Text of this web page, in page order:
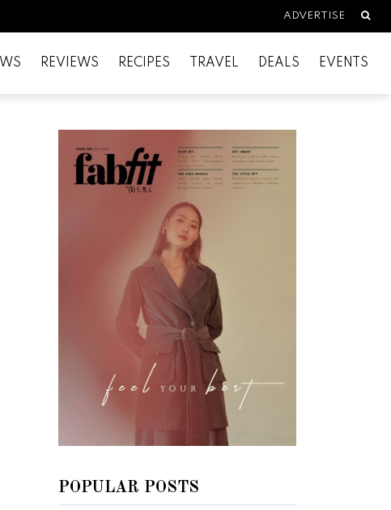
ADVERTISE
REVIEWS RECIPES TRAVEL DEALS EVENTS
POPULAR POSTS